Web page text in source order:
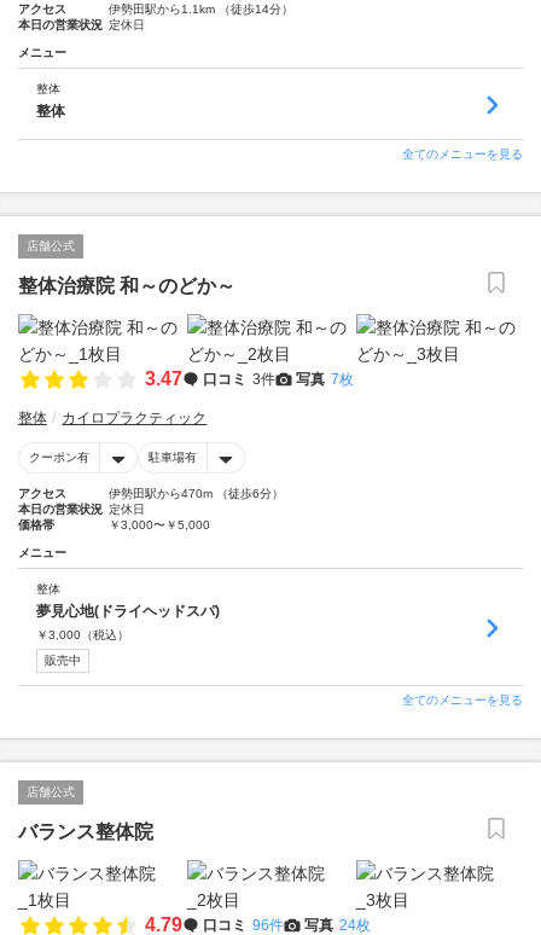
アクセス
伊勢田駅から1.1km （徒歩14分）
本日の営業状況 定休日
メニュー
整体
整体
全てのメニューを見る
店舗公式
整体治療院 和～のどか～
3.47 口コミ 3件 写真 7枚
整体 カイロプラクティック
クーポン有 駐車場有
アクセス
伊勢田駅から470m （徒歩6分）
本日の営業状況 定休日
価格帯
￥3,000〜￥5,000
メニュー
整体
夢見心地(ドライヘッドスパ)
￥3,000 （税込）
販売中
全てのメニューを見る
店舗公式
バランス整体院
4.79 口コミ 96件 写真 24枚